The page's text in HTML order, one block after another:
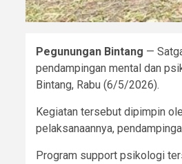
Pegunungan Bintang —
pendampingan mental dan
Bintang, Rabu (6/5/2026).
Kegiatan tersebut dipimpin
pelaksanaannya,
Program support psikologi